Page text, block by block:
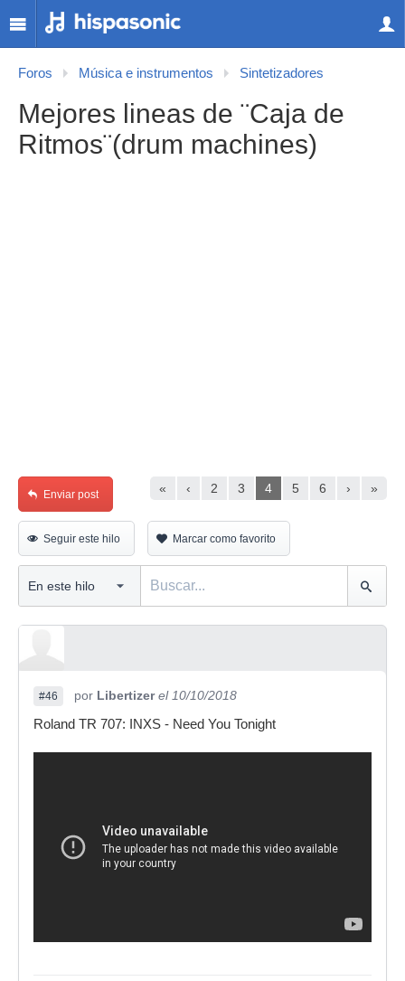
Foros Música e instrumentos Sintetizadores
Mejores lineas de ¨Caja de
Ritmos¨(drum machines)
« ‹ 2 3 4 5 6 › »
Enviar post
Seguir este hilo Marcar como favorito
#46 por Libertizer el 10/10/2018
Roland TR 707: INXS - Need You Tonight